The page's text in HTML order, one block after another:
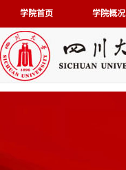
学院首页 学院概况